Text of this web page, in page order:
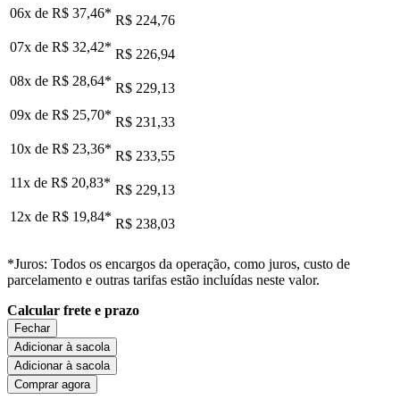
06x de R$ 37,46* R$ 224,76
07x de R$ 32,42* R$ 226,94
08x de R$ 28,64* R$ 229,13
09x de R$ 25,70* R$ 231,33
10x de R$ 23,36* R$ 233,55
11x de R$ 20,83* R$ 229,13
12x de R$ 19,84* R$ 238,03
*Juros: Todos os encargos da operação, como juros, custo de
parcelamento e outras tarifas estão incluídas neste valor.
Calcular frete e prazo
Fechar
Adicionar à sacola
Adicionar à sacola
Comprar agora